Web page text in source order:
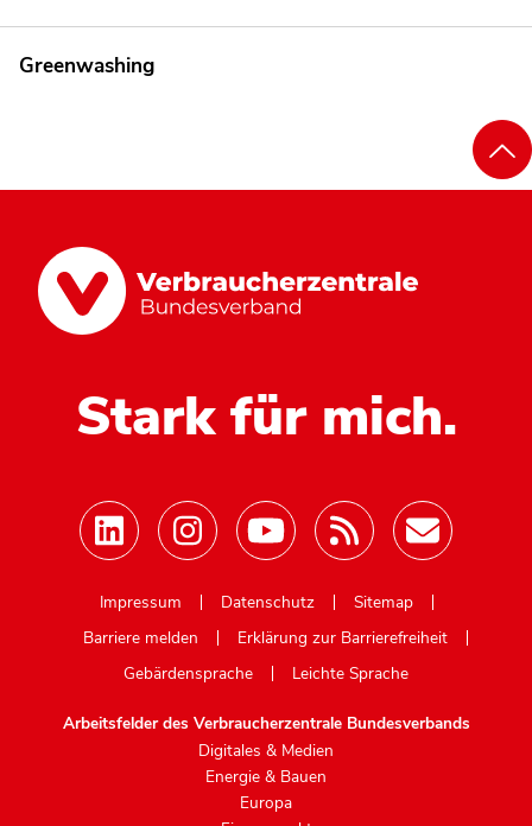
Greenwashing
Stark für mich.
Impressum
Datenschutz
Sitemap
Barriere melden
Erklärung zur Barrierefreiheit
Gebärdensprache
Leichte Sprache
Arbeitsfelder des Verbraucherzentrale Bundesverbands
Digitales & Medien
Energie & Bauen
Europa